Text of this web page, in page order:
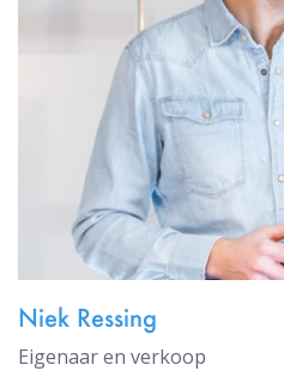
Niek Ressing
Eigenaar en verkoop